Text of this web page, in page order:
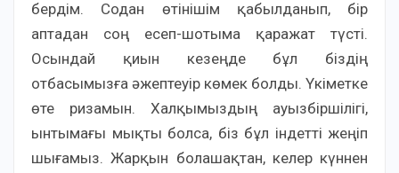
бердім. Содан өтінішім қабылданып, бір
аптадан соң есеп-шотыма қаражат түсті.
Осындай қиын кезеңде бұл біздің
отбасымызға әжептеуір көмек болды. Үкіметке
өте ризамын. Халқымыздың ауызбіршілігі,
ынтымағы мықты болса, біз бұл індетті жеңіп
шығамыз. Жарқын болашақтан, келер күннен